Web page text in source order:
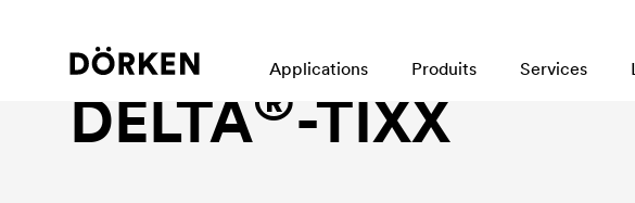
Applications Produits Services
Accessoires, adhésif, étanchéité à l'air, colle, cartouche
DELTA®-TIXX